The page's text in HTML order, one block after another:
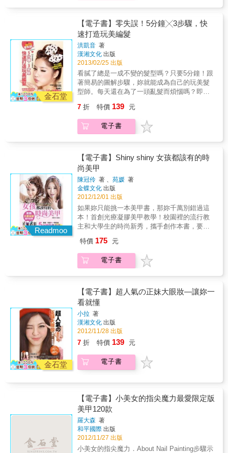
妝示範，超貼心重點式教法】 從高討論度的
日、韓、歐美彩妝到風潮漸起的玩色唇妝，示
範步驟清楚，抓出重點技法特別解說，照書
化，一定可以完成！
啡癮」「韓星小勾勒眼神」，全面大改造★特
別收錄「年代經典髮型時尚風」20、 40、50、
60、70、80年代髮型搭配宴會主題★Morning．
Night．Holiday 極速完成百變髮型★靈活運用
編髮V.S.髮飾 美麗再升級，亮眼100倍！！
金石堂
【電子書】零失誤！5分鐘╳3步驟，快
速打造玩美編髮
洪凱音 著
漢湘文化 出版
2013/02/25 出版
看膩了總是一成不變的髮型嗎？只要5分鐘！跟
著簡易的圖解步驟，妳就能成為自己的玩美髮
型師。每天還在為了一頭亂髮而煩惱嗎？即使
美x狂野x俏麗」的百變風格，「扭轉x刮蓬x編
髮」的簡易技巧，快準備好你的工具，跟著圖
解步驟一起「玩」髮吧！本書特色★ 「馬尾x
天！★ 大注目！14款快速變化編髮造型 ★ 60
款令人無法抗拒的日、韓造型必備髮飾，釋放
魅力100%★ 手殘Out！初學者也能輕易上手★
超強眼的5大妝x髮整體造型技巧大公開，讓你
成為目光焦點★ 令人心動的63種邂逅編髮，超
簡易上手！★利用編髮完美修飾各種臉型，立
即達到小顏效果。
7 折 特價 139 元
電子書
Readmoo
【電子書】Shiny shiny 女孩都該有的時
尚美甲
陳冠伶 著 、苑媛 著
金蝶文化 出版
2012/12/01 出版
如果妳只能挑一本美甲書，那妳千萬別錯過這
本！首創光療凝膠美甲教學！校園裡的流行教
主和大學生的時尚新秀，攜手創作本書，要你
親自教學，美麗瑋瑋示範給妳看15種美麗彩繪
圖案、20種最新光療凝膠技法一次教給妳！這
本書是作者多年來經驗的累積，能幫助許多熱
是一本不可多得的好書。──「大學生了沒」製
作人梁庭豪本書內容提供了美甲與整體造型搭
配的作品，除了提供喜愛美甲的水水們最新流
行款式，對於美甲坊的經營業者也有很多幫助
喔！──愛手愛腳Nail Salon技術講師Nicole
Naile 本書是冠伶老師與本系優秀畢業系友苑媛
之智慧結晶，針對愛好生活美學之一般消費大
眾所設計，淺顯易懂，書中專業詳盡的分享，
可輕鬆幫助大家在個人造型上畫龍點睛！──樹
德科技大學流行設計系副主任洪慕藍美甲非常
有趣、好玩且容易入門，比起身上的其他美麗
果奇佳，身著簡單T恤牛仔褲時，一組美麗的指
彩便是最棒的單品，能讓你從眾人中脫穎而
出。──陳冠伶
特價 175 元
電子書
金石堂
【電子書】超人氣の正妹大眼妝—讓妳一
看就懂
小拉 著
漢湘文化 出版
2012/11/28 出版
7 折 特價 139 元
電子書
【電子書】小美女的指尖魔力最愛限定版
美甲120款
羅大森 著
和平國際 出版
2012/11/27 出版
小美女的指尖魔力．About Nail Painting步驟示